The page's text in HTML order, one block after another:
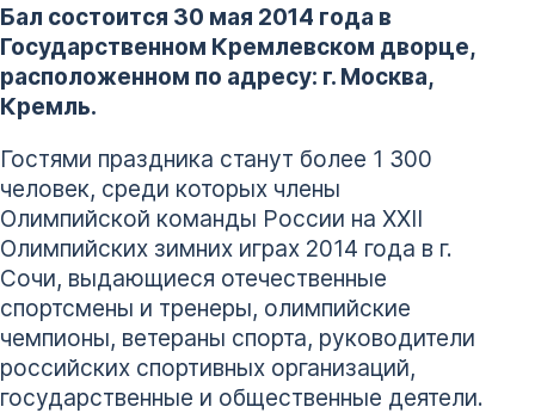
Бал состоится 30 мая 2014 года в
Государственном Кремлевском дворце,
расположенном по адресу: г. Москва,
Кремль.
Гостями праздника станут более 1 300
человек, среди которых члены
Олимпийской команды России на ХХII
Олимпийских зимних играх 2014 года в г.
Сочи, выдающиеся отечественные
спортсмены и тренеры, олимпийские
чемпионы, ветераны спорта, руководители
российских спортивных организаций,
государственные и общественные деятели.